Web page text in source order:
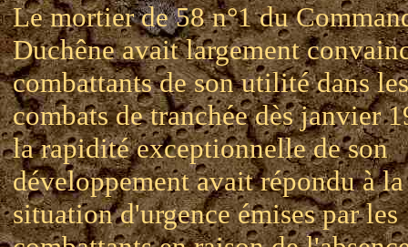
Le mortier de 58 n°1 du
Duchêne avait largement
combattants de son utilité dans les
combats de tranchée dès janvier
la rapidité exceptionnelle de son
développement avait répondu à la
situation d'urgence émises par les